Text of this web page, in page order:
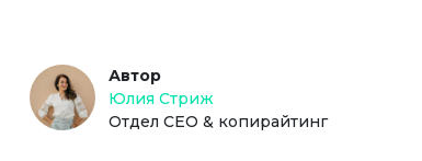
Автор
Юлия Стриж
Отдел СЕО & копирайтинг